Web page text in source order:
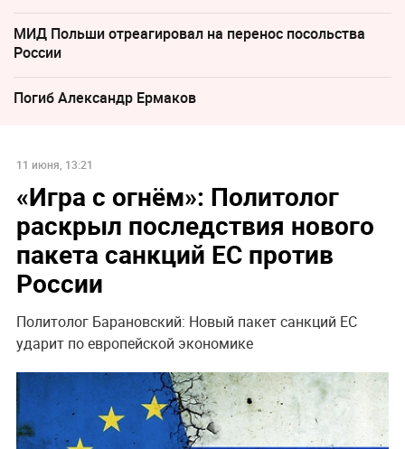
МИД Польши отреагировал на перенос посольства
России
Погиб Александр Ермаков
11 июня, 13:21
«Игра с огнём»: Политолог
раскрыл последствия нового
пакета санкций ЕС против
России
Политолог Барановский: Новый пакет санкций ЕС
ударит по европейской экономике